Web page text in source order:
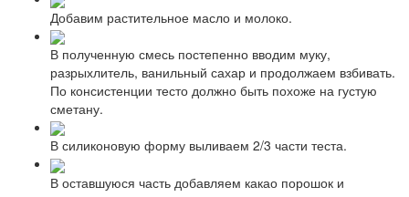
Добавим растительное масло и молоко.
В полученную смесь постепенно вводим муку,
разрыхлитель, ванильный сахар и продолжаем взбивать.
По консистенции тесто должно быть похоже на густую
сметану.
В силиконовую форму выливаем 2/3 части теста.
В оставшуюся часть добавляем какао порошок и